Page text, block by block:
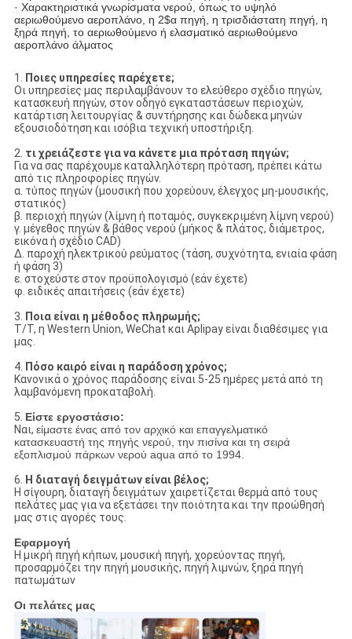
· Χαρακτηριστικά γνωρίσματα νερού, όπως το υψηλό
αεριωθούμενο αεροπλάνο, η 2$α πηγή, η τρισδιάστατη πηγή, η
ξηρά πηγή, το αεριωθούμενο ή ελασματικό αεριωθούμενο
αεροπλάνο άλματος
1.
Ποιες υπηρεσίες παρέχετε;
Οι υπηρεσίες μας περιλαμβάνουν το ελεύθερο σχέδιο πηγών,
κατασκευή πηγών, στον οδηγό εγκαταστάσεων περιοχών,
κατάρτιση λειτουργίας & συντήρησης και δώδεκα μηνών
εξουσιοδότηση και ισόβια τεχνική υποστήριξη.
2. τι χρειάζεστε για να κάνετε μια πρόταση πηγών;
Για να σας παρέχουμε καταλληλότερη πρόταση, πρέπει κάτω
από τις πληροφορίες πηγών.
α. τύπος πηγών (μουσική που χορεύουν, έλεγχος μη-μουσικής,
στατικός)
β. περιοχή πηγών (λίμνη ή ποταμός, συγκεκριμένη λίμνη νερού)
γ. μέγεθος πηγών & βάθος νερού (μήκος & πλάτος, διάμετρος,
εικόνα ή σχέδιο CAD)
Δ. παροχή ηλεκτρικού ρεύματος (τάση, συχνότητα, ενιαία φάση
ή φάση 3)
ε. στοχεύστε στον προϋπολογισμό (εάν έχετε)
φ. ειδικές απαιτήσεις (εάν έχετε)
3.
Ποια είναι η μέθοδος πληρωμής;
T/T, η Western Union, WeChat και Aplipay είναι διαθέσιμες για
μας.
4. Πόσο καιρό είναι η παράδοση χρόνος;
Κανονικά ο χρόνος παράδοσης είναι 5-25 ημέρες μετά από τη
λαμβανόμενη προκαταβολή.
5. Είστε εργοστάσιο:
Ναι, είμαστε ένας από τον αρχικό και επαγγελματικό
κατασκευαστή της πηγής νερού, την πισίνα και τη σειρά
εξοπλισμού πάρκων νερού aqua από το 1994.
6.
Η διαταγή δειγμάτων είναι βέλος;
Η σίγουρη, διαταγή δειγμάτων χαιρετίζεται θερμά από τους
πελάτες μας για να εξετάσει την ποιότητα και την προώθησή
μας στις αγορές τους.
Εφαρμογή
Η μικρή πηγή κήπων, μουσική πηγή, χορεύοντας πηγή,
προσαρμόζει την πηγή μουσικής, πηγή λιμνών, ξηρά πηγή
πατωμάτων
Οι πελάτες μας